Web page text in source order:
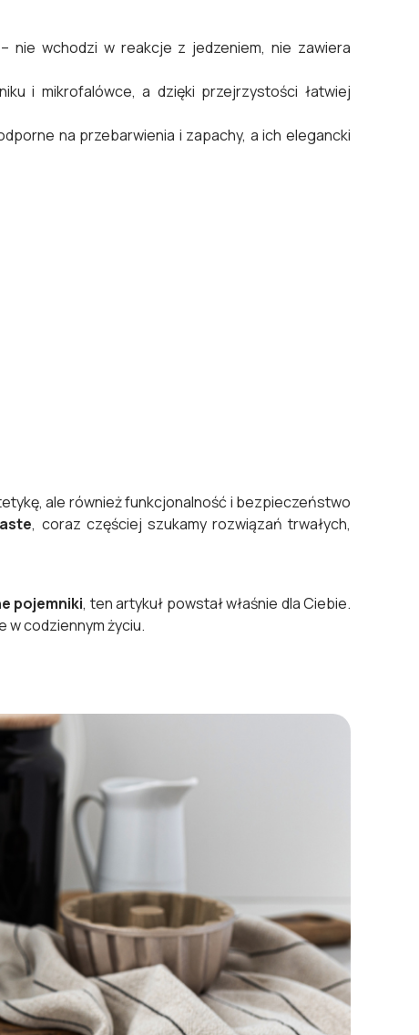
– nie wchodzi w reakcje z jedzeniem, nie zawiera
i mikrofalówce, a dzięki przejrzystości łatwiej
na przebarwienia i zapachy, a ich elegancki
ale również funkcjonalność i bezpieczeństwo
, coraz częściej szukamy rozwiązań trwałych,
pojemniki, ten artykuł powstał właśnie dla Ciebie.
codziennym życiu.